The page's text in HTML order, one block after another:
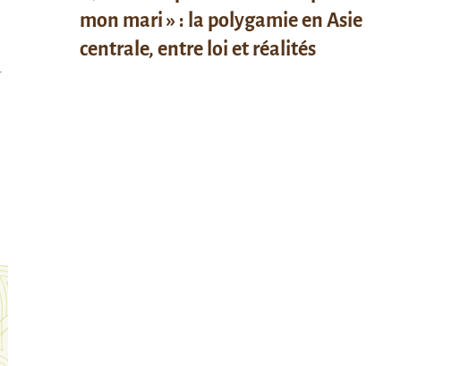
mon mari » : la polygamie en Asie
centrale, entre loi et réalités